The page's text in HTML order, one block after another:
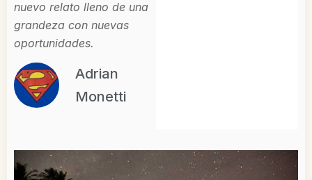
nuevo relato lleno de una
grandeza con nuevas
oportunidades.
Adrian
Monetti